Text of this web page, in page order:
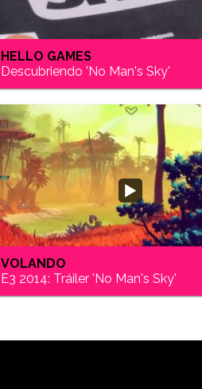
HELLO GAMES
Descubriendo 'No Man's Sky'
VOLANDO
E3 2014: Tráiler 'No Man's Sky'